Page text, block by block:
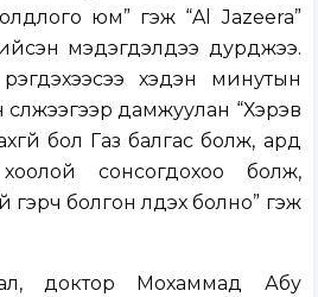
юм” гэж “Al Jazeera”
мэдэгдэлдээ дурджээ.
хэдэн минутын
дамжуулан “Хэрэв
бол Газ балгас болж, ард
сонсогдохоо болж,
болгон үлдэх болно” гэж
доктор Мохаммад Абу